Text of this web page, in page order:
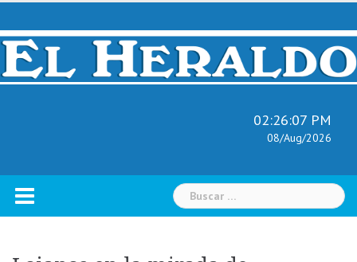
Skip
content
02:26:08 PM
08/Aug/2026
Buscar: